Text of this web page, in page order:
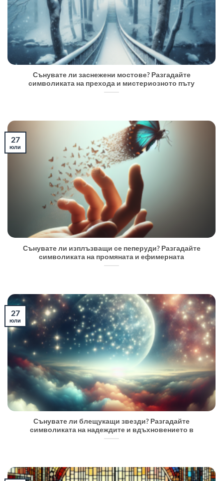
Сънувате ли заснежени мостове? Разгадайте
символиката на прехода и мистериозното пъту
Сънувате ли изплъзващи се пеперуди? Разгадайте
символиката на промяната и ефимерната
27
юли
Сънувате ли блещукащи звезди? Разгадайте
символиката на надеждите и вдъхновението в
27
юли